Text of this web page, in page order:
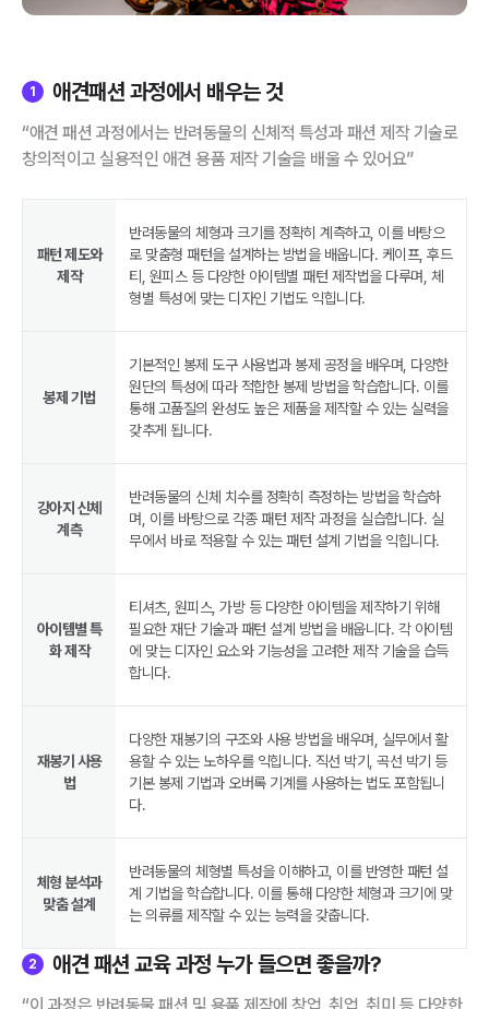
1 애견패션 과정에서 배우는 것
“애견 패션 과정에서는 반려동물의 신체적 특성과 패션 제작 기술로
창의적이고 실용적인 애견 용품 제작 기술을 배울 수 있어요”
패턴 제도와
제작
반려동물의 체형과 크기를 정확히 계측하고, 이를 바탕으
로 맞춤형 패턴을 설계하는 방법을 배웁니다. 케이프, 후드
티, 원피스 등 다양한 아이템별 패턴 제작법을 다루며, 체
형별 특성에 맞는 디자인 기법도 익힙니다.
봉제 기법
기본적인 봉제 도구 사용법과 봉제 공정을 배우며, 다양한
원단의 특성에 따라 적합한 봉제 방법을 학습합니다. 이를
통해 고품질의 완성도 높은 제품을 제작할 수 있는 실력을
갖추게 됩니다.
강아지 신체
계측
반려동물의 신체 치수를 정확히 측정하는 방법을 학습하
며, 이를 바탕으로 각종 패턴 제작 과정을 실습합니다. 실
무에서 바로 적용할 수 있는 패턴 설계 기법을 익힙니다.
아이템별 특
화 제작
티셔츠, 원피스, 가방 등 다양한 아이템을 제작하기 위해
필요한 재단 기술과 패턴 설계 방법을 배웁니다. 각 아이템
에 맞는 디자인 요소와 기능성을 고려한 제작 기술을 습득
합니다.
재봉기 사용
법
다양한 재봉기의 구조와 사용 방법을 배우며, 실무에서 활
용할 수 있는 노하우를 익힙니다. 직선 박기, 곡선 박기 등
기본 봉제 기법과 오버록 기계를 사용하는 법도 포함됩니
다.
체형 분석과
맞춤 설계
반려동물의 체형별 특성을 이해하고, 이를 반영한 패턴 설
계 기법을 학습합니다. 이를 통해 다양한 체형과 크기에 맞
는 의류를 제작할 수 있는 능력을 갖춥니다.
2 애견 패션 교육 과정 누가 들으면 좋을까?